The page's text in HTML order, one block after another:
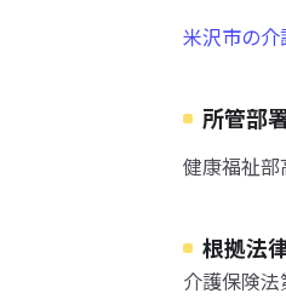
米沢市の
所管部
健康福祉
根拠法
介護保険